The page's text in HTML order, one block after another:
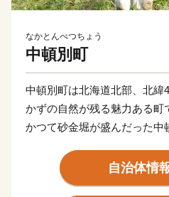
なかとんべつちょう
中頓別町
中頓別町は北海道北部、北緯
かずの自然が残る魅力ある町
かつて砂金堀が盛んだった中
ができます。
深い森や豊かな清流など雄大
自治体情